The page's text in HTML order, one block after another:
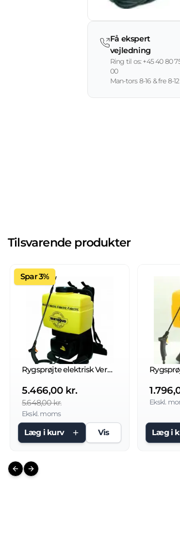
Få ekspert
vejledning
Ring til os: +45 40 80
00
Man-tors 8-16 & fre 8-12
Tilsvarende produkter
Spar 3%
Rygsprøjte elektrisk Vermorel 3000 Comfort
5.466,00 kr.
5.648,00 kr.
Ekskl. moms
Læg i kurv Vis
Ekskl.
Læg i
Previous slide
Next slide